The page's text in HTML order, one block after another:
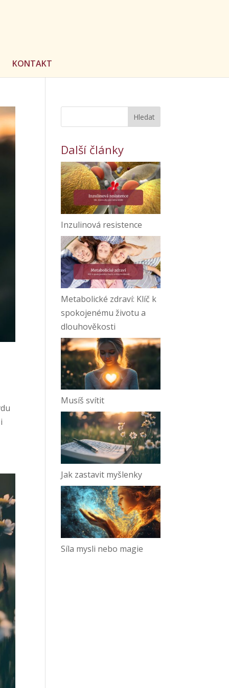
KONTAKT
Hledat
Další články
Inzulinová resistence
Metabolické zdraví: Klíč k
spokojenému životu a
dlouhověkosti
Musíš svítit
Jak zastavit myšlenky
Síla mysli nebo magie